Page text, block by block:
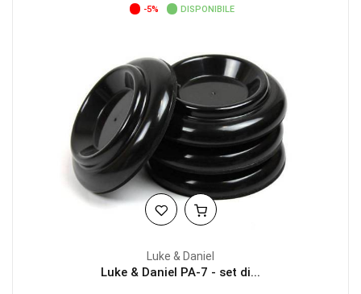
-5% DISPONIBILE
Luke & Daniel
Luke & Daniel PA-7 - set di...